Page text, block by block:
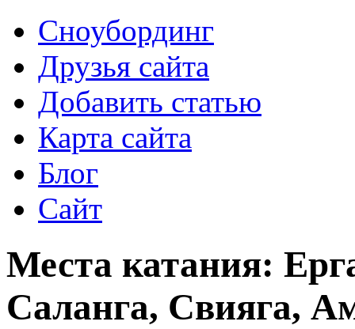
Сноубординг
Друзья сайта
Добавить статью
Карта сайта
Блог
Сайт
Места катания:
Саланга, Свияга,